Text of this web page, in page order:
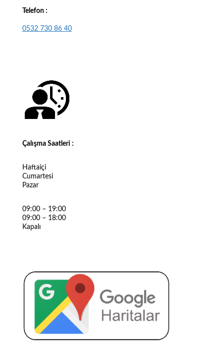
Telefon :
0532 730 86 40
Çalışma Saatleri :
Haftaiçi
Cumartesi
Pazar
09:00 – 19:00
09:00 – 18:00
Kapalı